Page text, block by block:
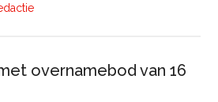
overnamebod van 16